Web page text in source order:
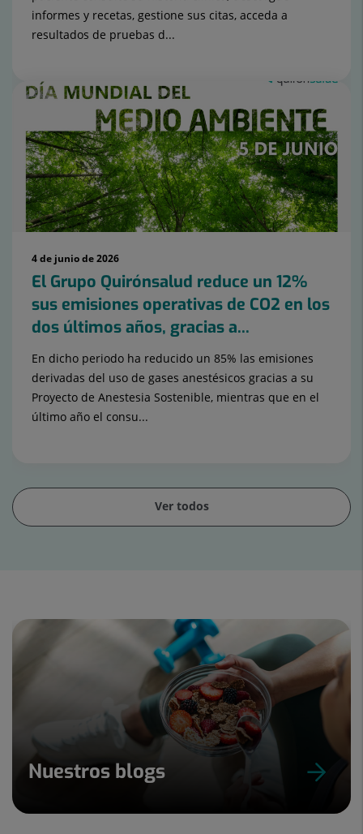
informes y recetas, gestione sus citas, acceda a
resultados de pruebas d...
4 de junio de 2026
El Grupo Quirónsalud reduce un 12%
sus emisiones operativas de CO2 en los
dos últimos años, gracias a...
En dicho periodo ha reducido un 85% las emisiones
derivadas del uso de gases anestésicos gracias a su
Proyecto de Anestesia Sostenible, mientras que en el
último año el consu...
Ver todos
Nuestros blogs